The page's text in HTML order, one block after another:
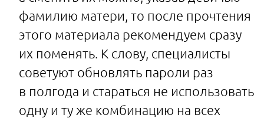
фамилию матери, то после прочтения
этого материала рекомендуем сразу
их поменять. К слову, специалисты
советуют обновлять пароли раз
в полгода и стараться не использовать
одну и ту же комбинацию на всех